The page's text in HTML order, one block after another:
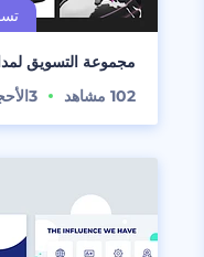
مجموعة التسويق
102 مشاهد 3